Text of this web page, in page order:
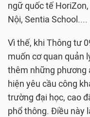
ngữ quốc tế
Nội, Sentia School....
Vì thế, khi Thông tư
muốn cơ quan quản
thêm những phương
hiện yêu cầu công
trường đại học, cao
phổ thông. Điều này